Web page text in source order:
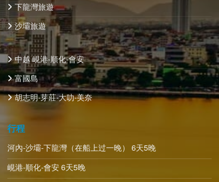
下龍灣旅遊
沙壩旅遊
中越 峴港-順化-會安
富國島
胡志明-芽莊-大叻-美奈
行程
河內-沙壩-下龍灣（在船上过一晚） 6天5晚
峴港-順化-會安 6天5晚